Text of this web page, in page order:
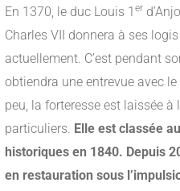
En 1370, le duc Louis 1 er
Charles VII donnera à ses
actuellement. C’est pendant
obtiendra une entrevue avec
peu, la forteresse est laissée à
particuliers. Elle est classée
historiques en 1840. Depuis
en restauration sous